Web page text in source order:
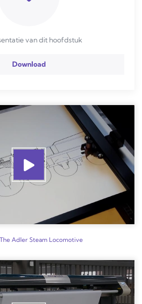
van dit hoofdstuk
Download
Adler Steam Locomotive